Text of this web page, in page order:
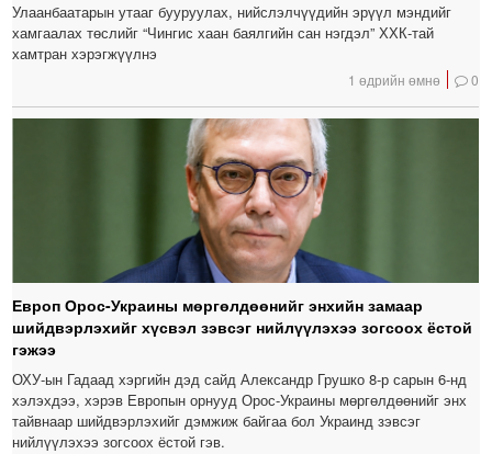
Улаанбаатарын утааг бууруулах, нийслэлчүүдийн эрүүл мэндийг
хамгаалах төслийг “Чингис хаан баялгийн сан нэгдэл” ХХК-тай
хамтран хэрэгжүүлнэ
1 өдрийн өмнө 0
Европ Орос-Украины мөргөлдөөнийг энхийн замаар
шийдвэрлэхийг хүсвэл зэвсэг нийлүүлэхээ зогсоох ёстой
гэжээ
ОХУ-ын Гадаад хэргийн дэд сайд Александр Грушко 8-р сарын 6-нд
хэлэхдээ, хэрэв Европын орнууд Орос-Украины мөргөлдөөнийг энх
тайвнаар шийдвэрлэхийг дэмжиж байгаа бол Украинд зэвсэг
нийлүүлэхээ зогсоох ёстой гэв.